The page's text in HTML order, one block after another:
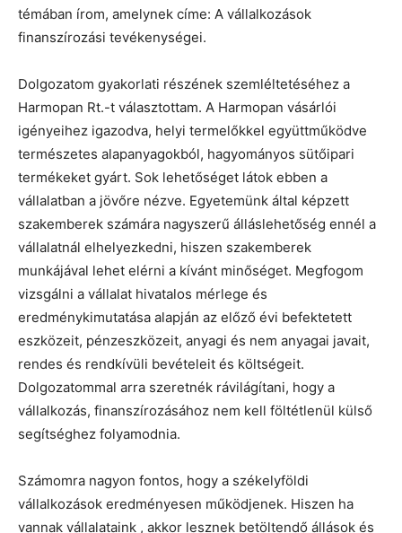
témában írom, amelynek címe: A vállalkozások
finanszírozási tevékenységei.
Dolgozatom gyakorlati részének szemléltetéséhez a
Harmopan Rt.-t választottam. A Harmopan vásárlói
igényeihez igazodva, helyi termelőkkel együttműködve
természetes alapanyagokból, hagyományos sütőipari
termékeket gyárt. Sok lehetőséget látok ebben a
vállalatban a jövőre nézve. Egyetemünk által képzett
szakemberek számára nagyszerű álláslehetőség ennél a
vállalatnál elhelyezkedni, hiszen szakemberek
munkájával lehet elérni a kívánt minőséget. Megfogom
vizsgálni a vállalat hivatalos mérlege és
eredménykimutatása alapján az előző évi befektetett
eszközeit, pénzeszközeit, anyagi és nem anyagai javait,
rendes és rendkívüli bevételeit és költségeit.
Dolgozatommal arra szeretnék rávilágítani, hogy a
vállalkozás, finanszírozásához nem kell föltétlenül külső
segítséghez folyamodnia.
Számomra nagyon fontos, hogy a székelyföldi
vállalkozások eredményesen működjenek. Hiszen ha
vannak vállalataink , akkor lesznek betöltendő állások és